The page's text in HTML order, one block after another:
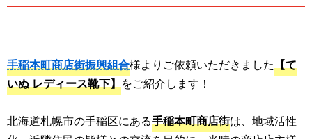
手稲本町商店街振興組合様よりご依頼いただきました【て
いぬ レディース靴下】をご紹介します！
北海道札幌市の手稲区にある手稲本町商店街は、地域活性